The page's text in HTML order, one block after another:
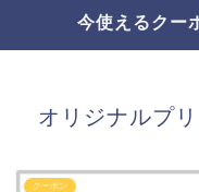
今使えるクー
オリジナルプ
クーポン